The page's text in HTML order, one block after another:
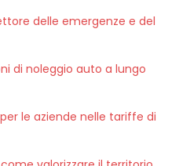
delle emergenze e del
di noleggio auto a lungo
le aziende nelle tariffe di